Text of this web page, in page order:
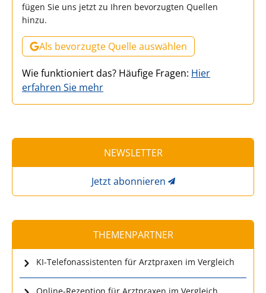
fügen Sie uns jetzt zu Ihren bevorzugten Quellen
hinzu.
Als bevorzugte Quelle auswählen
Wie funktioniert das? Häufige Fragen: Hier
erfahren Sie mehr
NEWSLETTER
Jetzt abonnieren
THEMENPARTNER
KI-Telefonassistenten für Arztpraxen im Vergleich
Online-Rezeption für Arztpraxen im Vergleich